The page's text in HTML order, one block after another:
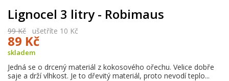
Lignocel 3 litry - Robimaus
99 Kč ušetříte 10 Kč
89 Kč
skladem
Jedná se o drcený materiál z kokosového ořechu. Velice dobře
saje a drží vlhkost. Je to dřevitý materiál, proto nevodí teplo...